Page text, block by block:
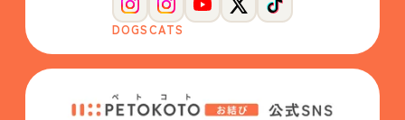
DOGSCATS